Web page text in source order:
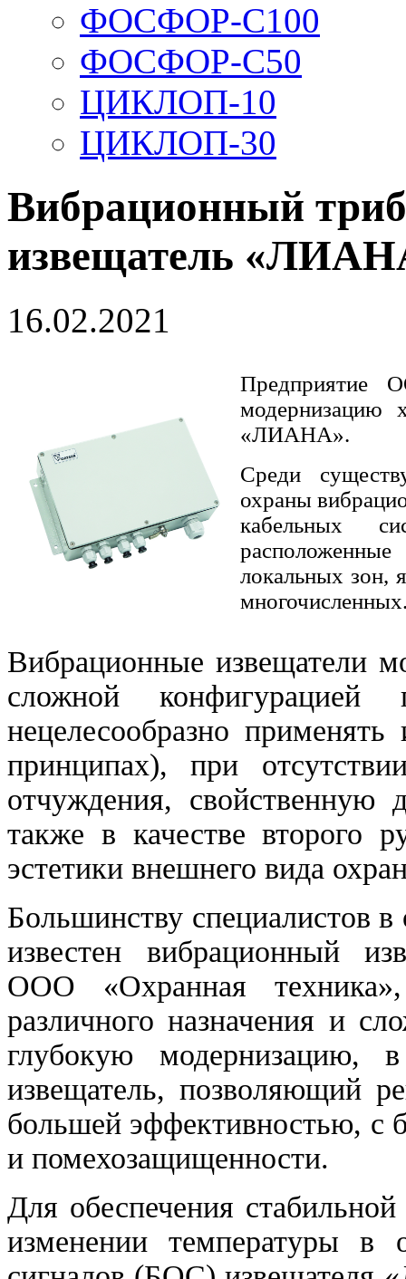
ФОСФОР-С100
ФОСФОР-С50
ЦИКЛОП-10
ЦИКЛОП-30
Вибрационный
извещатель
16.02.2021
Предприятие
модернизацию
«ЛИАНА».
Среди
охраны
кабельных
локальных зон,
Вибрационные извещатели
сложной конфигурацией
нецелесообразно
принципах), при
отчуждения, свойственную
также в качестве второго
эстетики внешнего вида
Большинству специалистов
известен вибрационный
ООО «Охранная
различного назначения и
глубокую модернизацию,
извещатель, позволяющий
большей эффективностью, с
и помехозащищенности.
Для обеспечения
изменении температуры в